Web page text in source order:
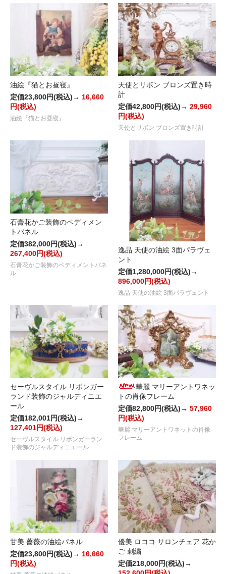
油絵『猫とお昼寝』
定価23,800円(税込)→ 16,660
円(税込)
油絵『猫とお昼寝』
天使とリボン ブロンズ置き時
計
定価42,800円(税込)→ 29,960
円(税込)
天使とリボン ブロンズ置き時計
石膏花かご装飾のペディメン
トパネル
定価382,000円(税込)→
267,400円(税込)
石膏花かご装飾のペディメントパネ
ル
逸品 天使の油絵 3面パラヴェ
ント
定価1,280,000円(税込)→
896,000円(税込)
逸品 天使の油絵 3面パラヴェント
セーヴルスタイル リボンガー
ランド装飾のジャルディニエ
ール
定価182,001円(税込)→
127,401円(税込)
セーヴルスタイル リボンガーラン
ド装飾のジャルディニエール
華麗 マリーアントワネッ
トの肖像フレーム
定価82,800円(税込)→ 57,960
円(税込)
華麗 マリーアントワネットの肖像
フレーム
甘美 薔薇の油絵パネル
定価23,800円(税込)→ 16,660
円(税込)
優美 ロココ サロンチェア 花か
ご 刺繍
定価218,000円(税込)→